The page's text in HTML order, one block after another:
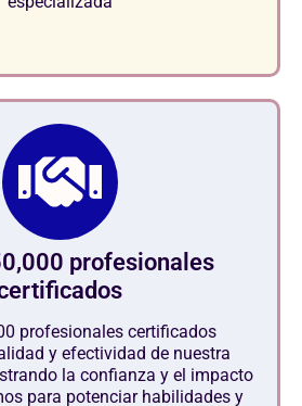
profesionales
profesionales certificados
y efectividad de nuestra
la confianza y el impacto
para potenciar habilidades y